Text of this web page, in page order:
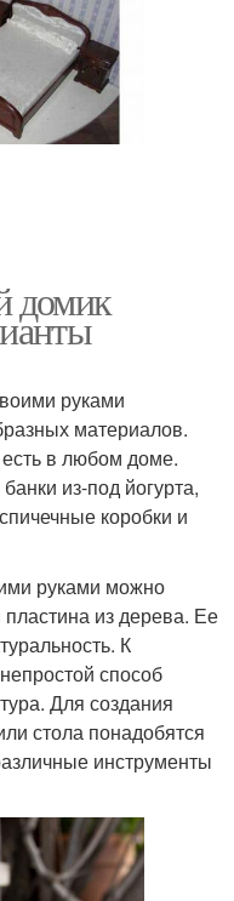
домик
Кукольная мебель
кукольной мебели
домик
руками
материалов.
в любом доме.
из-под йогурта,
коробки и
руками можно
из дерева. Ее
К
способ
Для создания
стола понадобятся
инструменты